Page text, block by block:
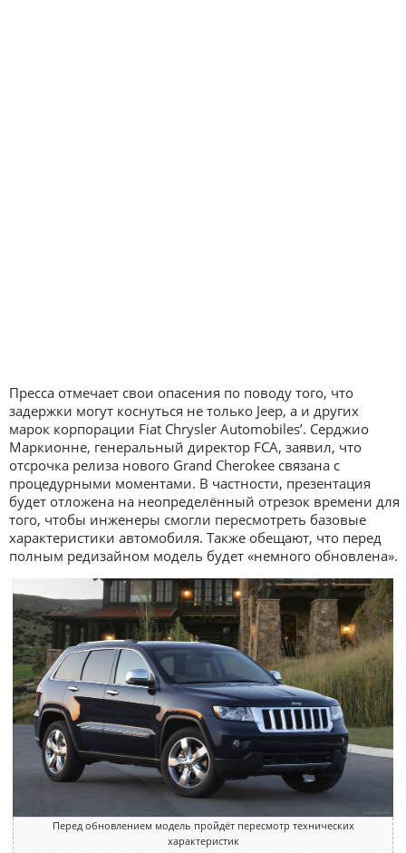
Пресса отмечает свои опасения по поводу того, что
задержки могут коснуться не только Jeep, а и других
марок корпорации Fiat Chrysler Automobiles’. Серджио
Маркионне, генеральный директор FCA, заявил, что
отсрочка релиза нового Grand Cherokee связана с
процедурными моментами. В частности, презентация
будет отложена на неопределённый отрезок времени для
того, чтобы инженеры смогли пересмотреть базовые
характеристики автомобиля. Также обещают, что перед
полным редизайном модель будет «немного обновлена».
Перед обновлением модель пройдёт пересмотр технических
характеристик